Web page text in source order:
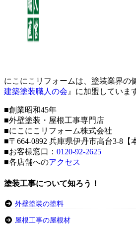
にこにこリフォームは、塗装業界の
建築塗装職人の会 』に加盟していま
■創業昭和45年
■外壁塗装・屋根工事専門店
■にこにこリフォーム株式会社
■〒664-0892 兵庫県伊丹市高台3-8【
■お客様窓口： 0120-92-2625
■各店舗へのアクセス
塗装工事について知ろう！
外壁塗装の塗料
屋根工事の屋根材